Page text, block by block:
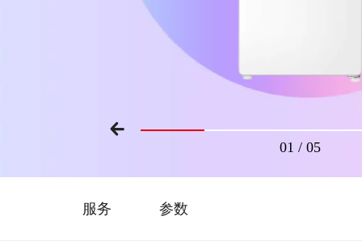
01 / 05
服务 参数